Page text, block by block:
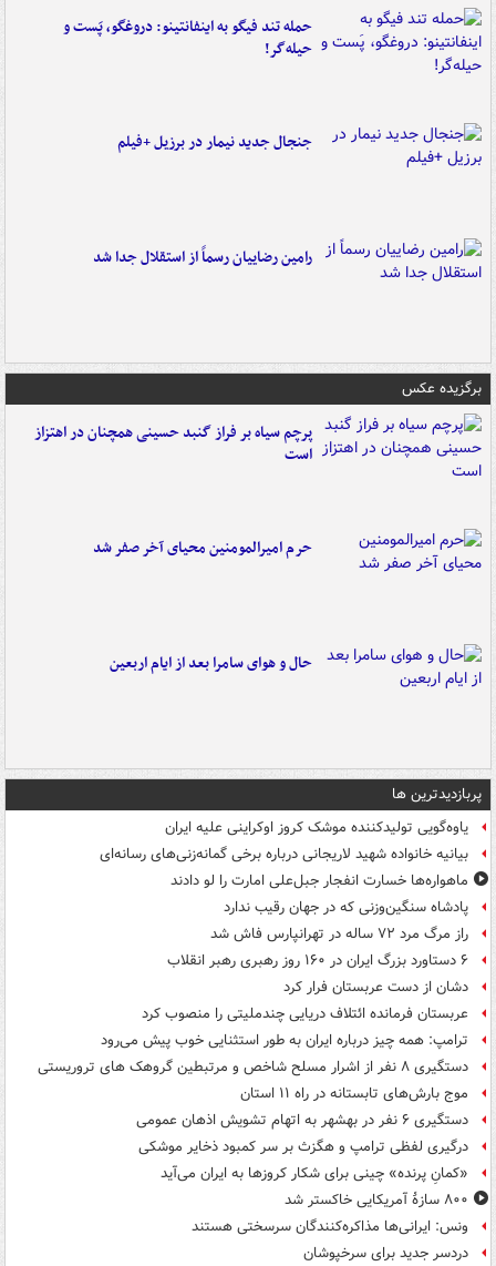
حمله تند فیگو به اینفانتینو: دروغگو، پَست‌ و
حیله‌گر!
جنجال جدید نیمار در برزیل +فیلم
رامین رضاییان رسماً از استقلال جدا شد
برگزیده عکس
پرچم سیاه بر فراز گنبد حسینی همچنان در اهتزاز
است
حرم امیرالمومنین محیای آخر صفر شد
حال و هوای سامرا بعد از ایام اربعین
پربازدیدترین ها
یاوه‌گویی تولیدکننده موشک کروز اوکراینی علیه ایران
بیانیه خانواده شهید لاریجانی درباره برخی گمانه‌زنی‌های رسانه‌ای
ماهواره‌ها خسارت انفجار جبل‌علی امارت را لو دادند
پادشاه سنگین‌وزنی که در جهان رقیب ندارد
راز مرگ مرد ۷۲ ساله در تهرانپارس فاش شد
۶ دستاورد بزرگ ایران در ۱۶۰ روز رهبری رهبر انقلاب
دشان از دست عربستان فرار کرد
عربستان فرمانده ائتلاف دریایی چندملیتی را منصوب کرد
ترامپ: همه چیز درباره ایران به طور استثنایی خوب پیش می‌رود
دستگیری ۸ نفر از اشرار مسلح شاخص و مرتبطین گروهک های تروریستی
موج بارش‌های تابستانه در راه ۱۱ استان
دستگیری ۶ نفر در بهشهر به اتهام تشویش اذهان عمومی
درگیری لفظی ترامپ و هگزث بر سر کمبود ذخایر موشکی
«کمانِ پرنده» چینی برای شکار کروزها به ایران می‌آید
۸۰۰ سازۀ آمریکایی خاکستر شد
ونس: ایرانی‌ها مذاکره‌کنندگان سرسختی هستند
دردسر جدید برای سرخپوشان